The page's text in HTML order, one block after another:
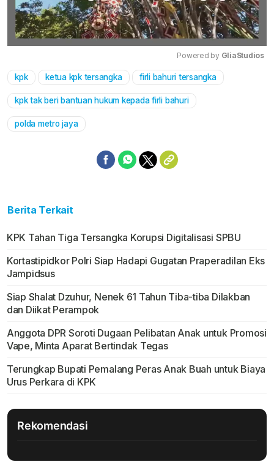
Mute
Powered by GliaStudios
kpk ketua kpk tersangka firli bahuri tersangka
kpk tak beri bantuan hukum kepada firli bahuri
polda metro jaya
Berita Terkait
KPK Tahan Tiga Tersangka Korupsi Digitalisasi SPBU
Kortastipidkor Polri Siap Hadapi Gugatan Praperadilan Eks
Jampidsus
Siap Shalat Dzuhur, Nenek 61 Tahun Tiba-tiba Dilakban
dan Diikat Perampok
Anggota DPR Soroti Dugaan Pelibatan Anak untuk Promosi
Vape, Minta Aparat Bertindak Tegas
Terungkap Bupati Pemalang Peras Anak Buah untuk Biaya
Urus Perkara di KPK
Rekomendasi